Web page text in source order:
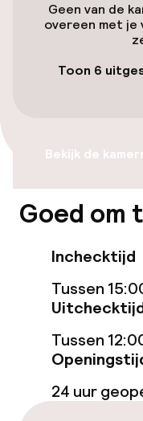
Zwemmen &
Ligstoelen
Parasols
Geen van de
overeen met je
Toon 6
Bekijk de
Goed om
Inchecktijd
Tussen
Tussen
24 uur